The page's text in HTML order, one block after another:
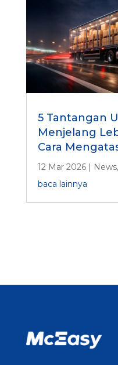
5 Tantangan
Menjelang
Cara
12 Mar 2026| News,
baca lainnya